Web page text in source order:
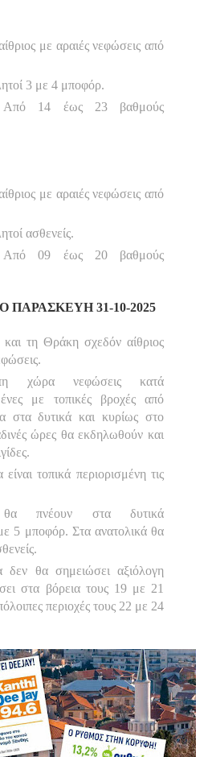
με αραιές νεφώσεις από
3 με 4 μποφόρ.
Από 14 έως 23 βαθμούς
με αραιές νεφώσεις από
ασθενείς.
Από 09 έως 20 βαθμούς
ΠΑΡΑΣΚΕΥΗ 31-10-2025
τη Θράκη σχεδόν αίθριος
χώρα νεφώσεις κατά
με τοπικές βροχές από
στα δυτικά και κυρίως στο
ώρες θα εκδηλωθούν και
τοπικά περιορισμένη τις
πνέουν στα δυτικά
με 5 μποφόρ. Στα ανατολικά θα
δεν θα σημειώσει αξιόλογη
στα βόρεια τους 19 με 21
περιοχές τους 22 με 24